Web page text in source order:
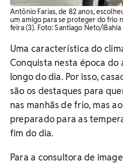
Antônio Farias, de 82 anos,
um amigo para se proteger do frio
feira (3). Foto: Santiago Neto/iBahia
Uma característica do
Conquista nesta época do
longo do dia. Por isso,
são os destaques para
nas manhãs de frio, mas
preparado para as
fim do dia.
Para a consultora de